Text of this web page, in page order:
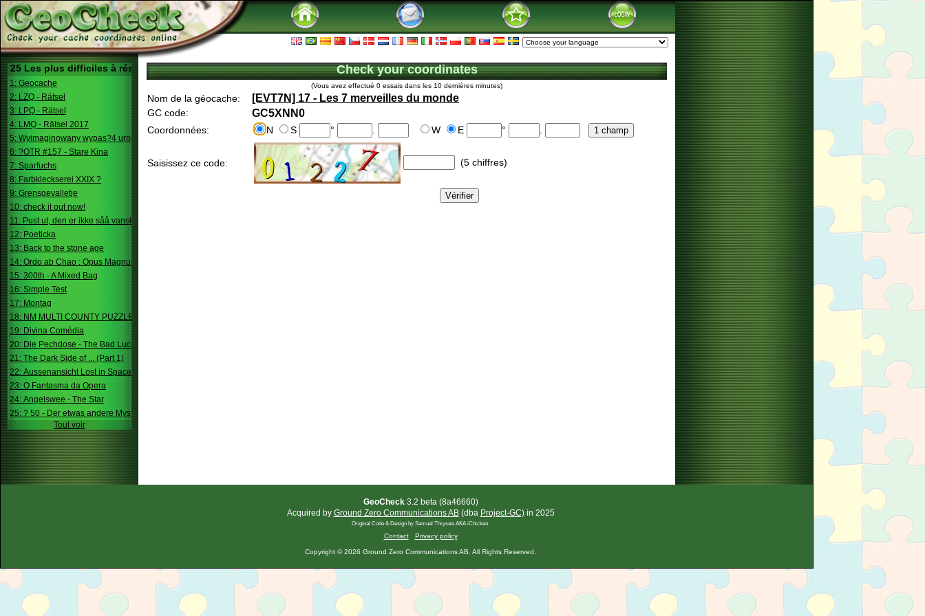
25 Les plus difficiles à résoudre
1: Geocache
2: LZQ - Rätsel
3: LPQ - Rätsel
4: LMQ - Rätsel 2017
5: Wyimaginowany wypas?4 urodziny
6: ?OTR #157 - Stare Kina
7: Sparfuchs
8: Farbkleckserei XXIX ?
9: Grensgevalletje
10: check it out now!
11: Pust ut, den er ikke såå vanskelig.
12: Poeticka
13: Back to the stone age
14: Ordo ab Chao : Opus Magnum
15: 300th - A Mixed Bag
16: Simple Test
17: Montag
18: NM MULTI COUNTY PUZZLE
19: Divina Comédia
20: Die Pechdose - The Bad Luck Box
21: The Dark Side of ... (Part 1)
22: Aussenansicht Lost in Space
23: O Fantasma da Opera
24: Angelswee - The Star
25: ? 50 - Der etwas andere Mystery
Tout voir
Check your coordinates
(Vous avez effectué 0 essais dans les 10 dernières minutes)
Nom de la géocache: [EVT7N] 17 - Les 7 merveilles du monde
GC code: GC5XNN0
Coordonnées: N S ° W E °
Saisissez ce code: (5 chiffres)
GeoCheck3.2 beta (8a46660)
Acquired by Ground Zero Communications AB(dba Project-GC)in 2025
Original Code & Design by Samuel Thrysøe AKA iChicken.
Contact Privacy policy
Copyright © 2026 Ground Zero Communications AB. All Rights Reserved.